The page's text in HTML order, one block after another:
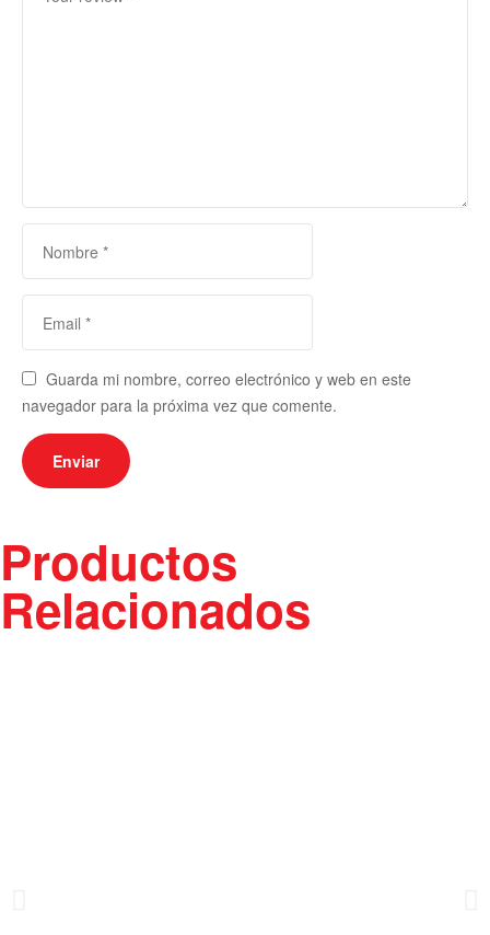
Guarda mi nombre, correo electrónico y web en este
navegador para la próxima vez que comente.
Productos
Relacionados